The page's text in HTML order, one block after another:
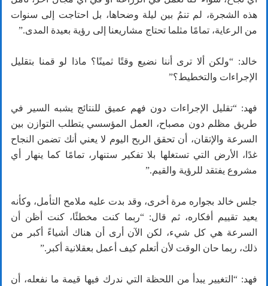
هذه الشجرة، لم تنمُ بين ليلة وضحاها، بل احتاجت إلى سنوات
من الرعاية، تمامًا مثلما تحتاج مشاريعنا إلى رؤية بعيدة المدى.”
خالد: “ولكن ألا ترى أننا نضيع وقتًا ثمينًا؟ ماذا لو قمنا بتقليل
الإجراءات والتخطيط؟”
فهد: “تقليل الإجراءات دون فهم عميق للنتائج يشبه السير في
طريق مظلم دون مصباح، العمل المؤسسي يتطلب التوازن بين
السرعة والإتقان، أن تحقق الربح اليوم لا يعني أنك تضمن النجاح
غدًا، الأرض التي تستغلها بلا تفكير ستنهار، تمامًا كما ينهار أي
مشروع يفتقد للرؤية والقيم.”
جلس خالد بجواره مرة أخرى، وقد بدت عليه ملامح التأمل، وكأنه
يعيد تقييم أفكاره، ثم قال: “ربما كنت مخطئًا، كنت أظن أن
السرعة هي كل شيء، لكن الآن أرى أن هناك أشياءً أكبر من
ذلك، ربما حان الوقت لأن أتعلم كيف أعمل بعقلانية أكبر.”
فهد: “التغيير يبدأ من اللحظة التي ندرك فيها قيمة ما نفعله، أن